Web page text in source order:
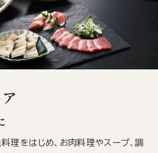
理をはじめ、お肉料理やスープ、調